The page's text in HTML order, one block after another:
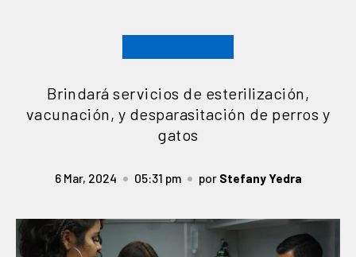
Brindará servicios de esterilización,
vacunación, y desparasitación de perros y
gatos
6 Mar, 2024 05:31 pm por Stefany Yedra